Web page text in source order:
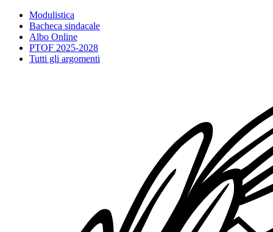
Modulistica
Bacheca sindacale
Albo Online
PTOF 2025-2028
Tutti gli argomenti